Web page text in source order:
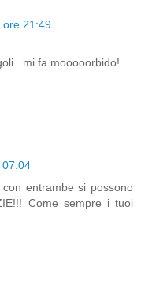
ore 21:49
fa mooooorbido!
07:04
entrambe si possono
Come sempre i tuoi